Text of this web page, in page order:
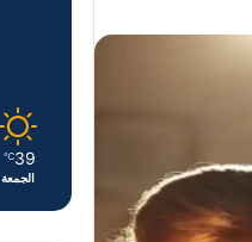
39
℃
الجمعة